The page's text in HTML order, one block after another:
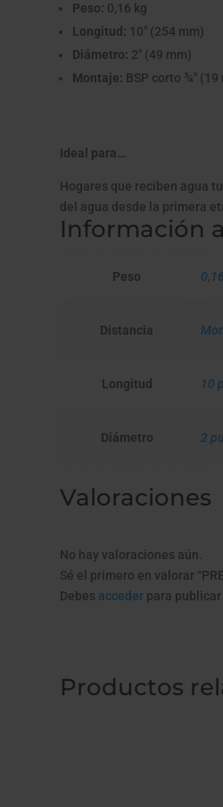
Peso: 0,16 kg
Longitud: 10" (254 mm)
Diámetro: 2" (49 mm)
Montaje: BSP corto ¾" (19
Ideal para…
Hogares que reciben agua
del agua desde la primera
Información
Peso
Distancia
Longitud 10
Diámetro 2
Valoraciones
No hay valoraciones aún.
Sé el primero en valorar
Debes acceder para publicar
Productos